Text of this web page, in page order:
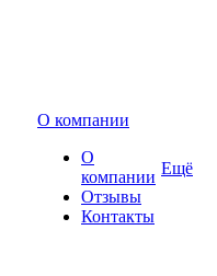
О компании
О
компании
Отзывы
Контакты
Ещё